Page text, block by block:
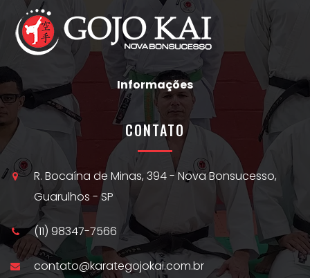
Informações
CONTATO
R. Bocaína de Minas, 394 - Nova Bonsucesso,
Guarulhos - SP
(11) 98347-7566
contato@karategojokai.com.br